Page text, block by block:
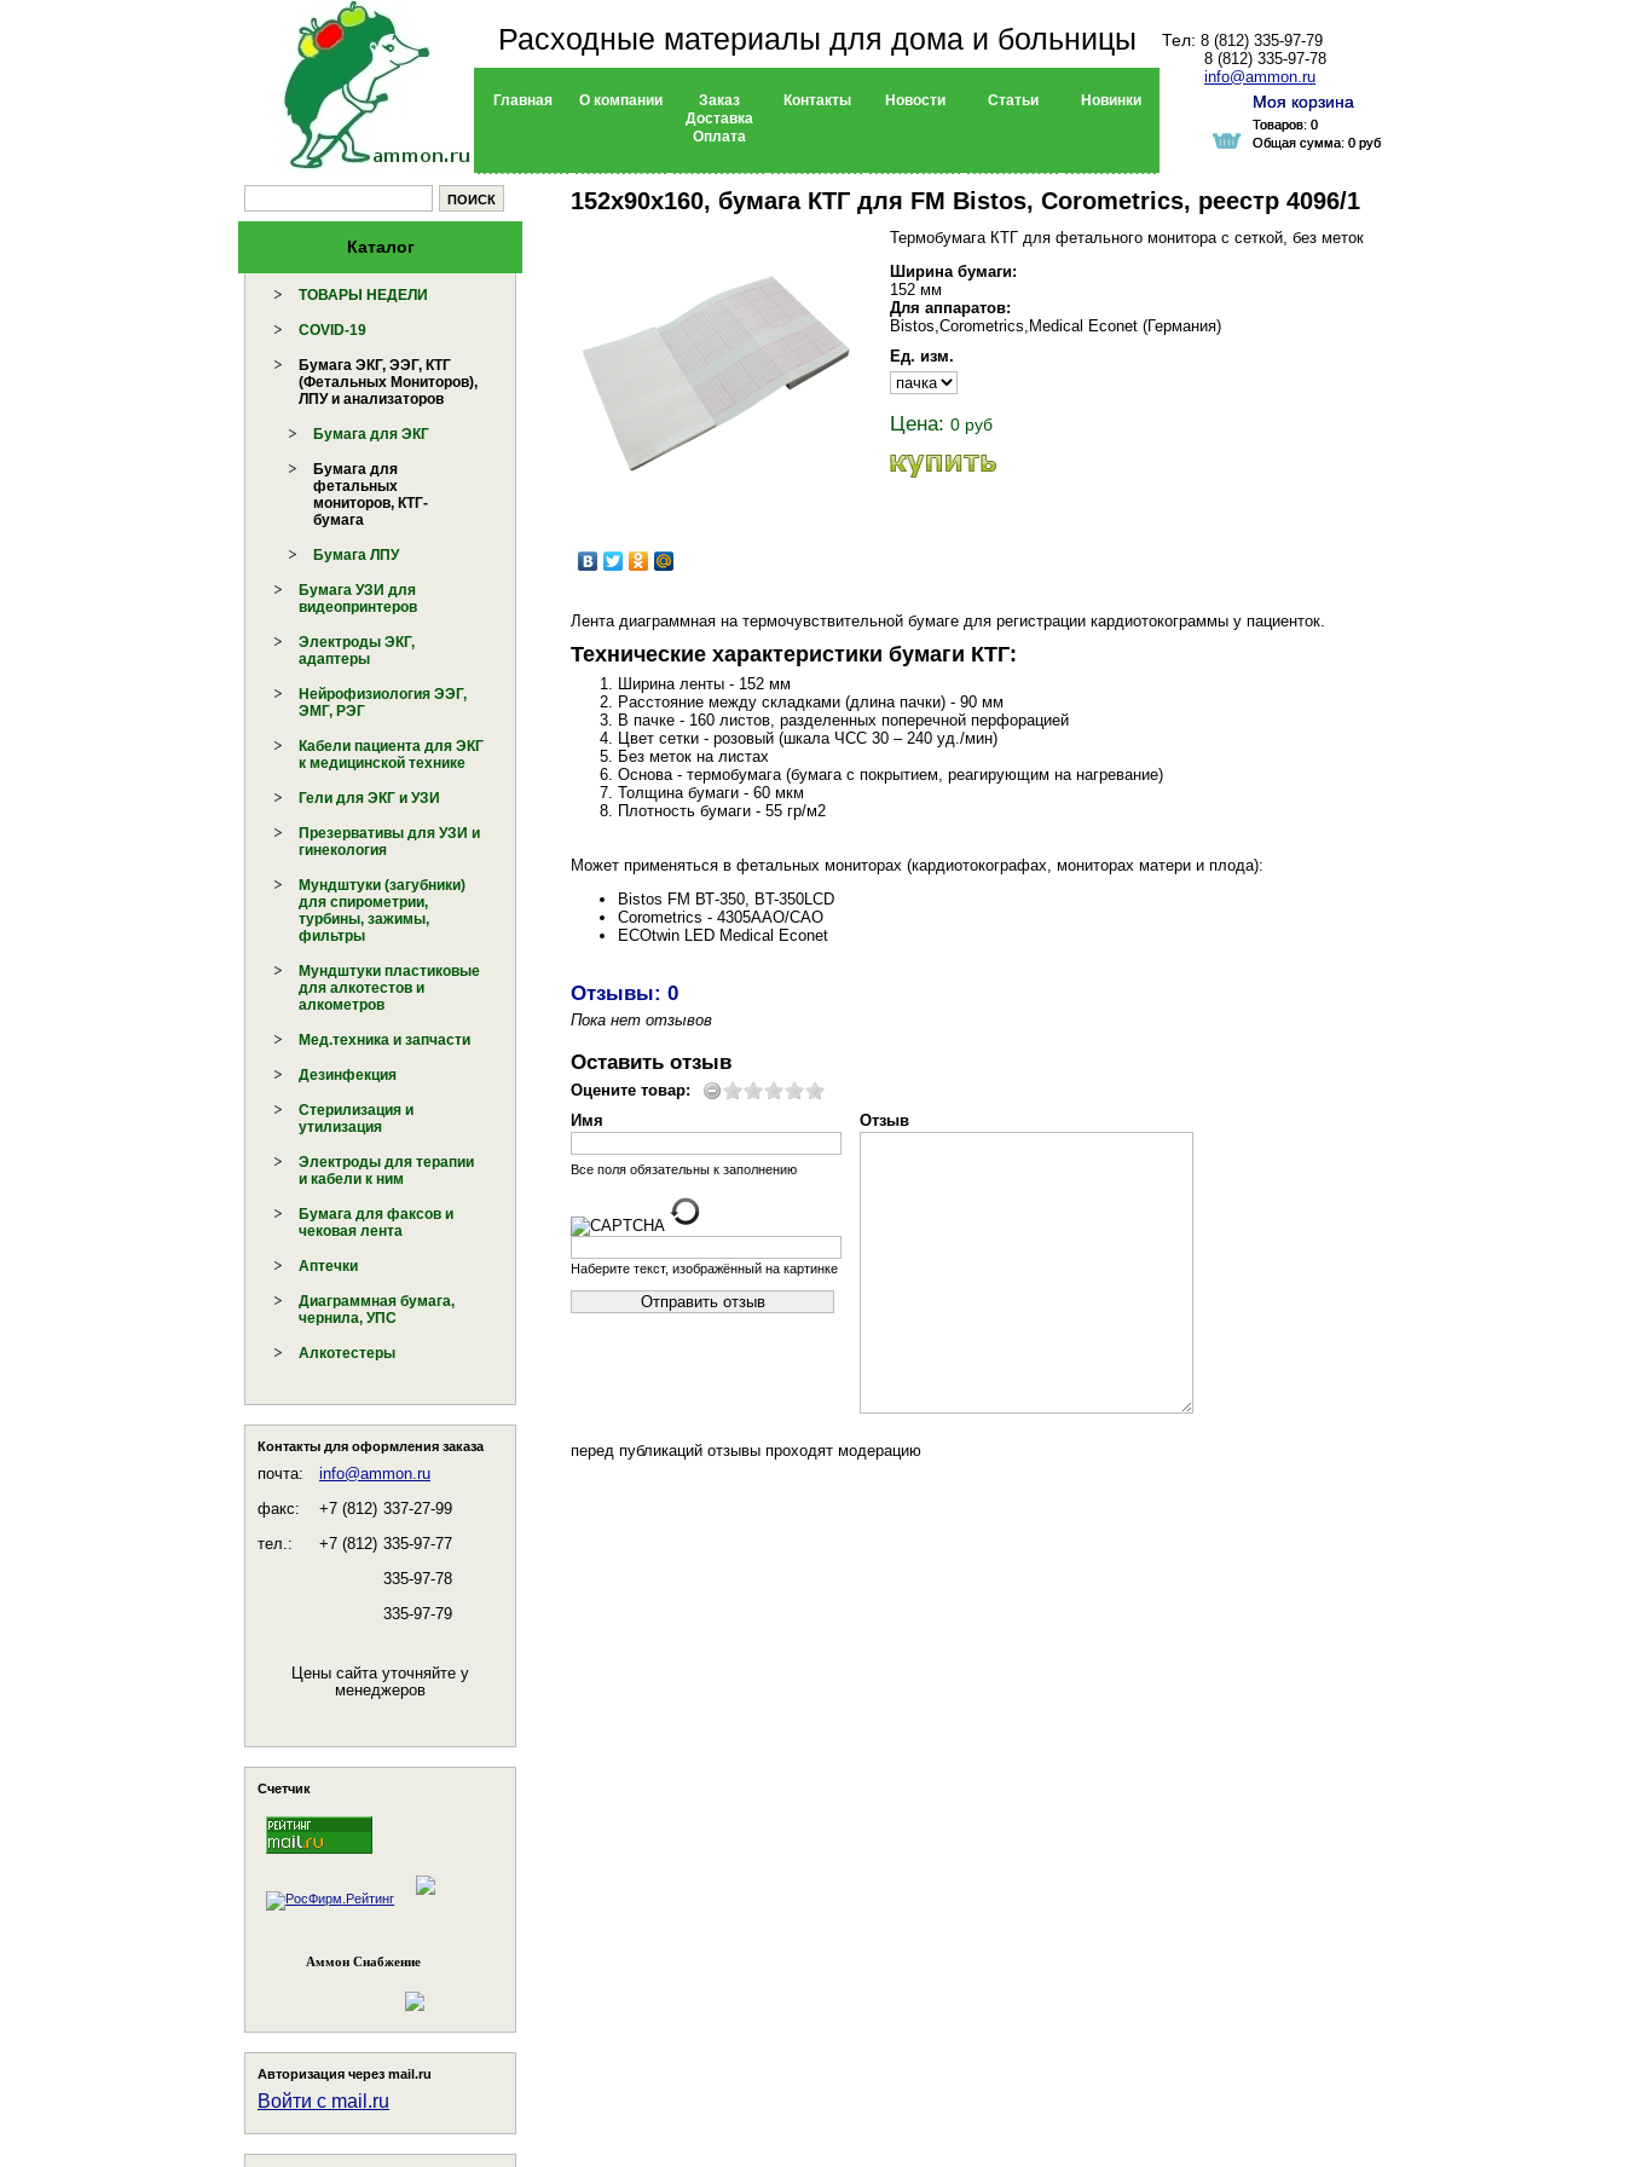
Расходные материалы для дома и больницы Тел: 8 (812) 335-97-79
8 (812) 335-97-78
info@ammon.ru
Моя корзина
Товаров: 0
Общая сумма: 0 руб
Главная О компании
Заказ
Доставка
Оплата
Контакты Новости Статьи Новинки Моя корзина
Товаров: 0
Общая сумма: 0 руб
Каталог
ТОВАРЫ НЕДЕЛИ
COVID-19
Бумага ЭКГ, ЭЭГ, КТГ
(Фетальных Мониторов),
ЛПУ и анализаторов
Бумага для ЭКГ
Бумага для
фетальных
мониторов, КТГ-
бумага
Бумага ЛПУ
Бумага УЗИ для
видеопринтеров
Электроды ЭКГ,
адаптеры
Нейрофизиология ЭЭГ,
ЭМГ, РЭГ
Кабели пациента для ЭКГ
к медицинской технике
Гели для ЭКГ и УЗИ
Презервативы для УЗИ и
гинекология
Мундштуки (загубники)
для спирометрии,
турбины, зажимы,
фильтры
Мундштуки пластиковые
для алкотестов и
алкометров
Мед.техника и запчасти
Дезинфекция
Стерилизация и
утилизация
Электроды для терапии
и кабели к ним
Бумага для факсов и
чековая лента
Аптечки
Диаграммная бумага,
чернила, УПС
Алкотестеры
Контакты для оформления заказа
почта:
info@ammon.ru
факс:
+7 (812) 337-27-99
тел.:
+7 (812) 335-97-77
335-97-78
335-97-79
Цены сайта уточняйте у
менеджеров
Счетчик
Аммон Снабжение
Авторизация через mail.ru
Войти с mail.ru
152х90х160, бумага КТГ для FM Bistos, Corometrics, реестр 4096/1
Термобумага КТГ для фетального монитора с сеткой, без меток
Ширина бумаги:
152 мм
Для аппаратов:
Bistos,Corometrics,Medical Econet (Германия)
Ед. изм.
Цена:0 руб
Лента диаграммная на термочувствительной бумаге для регистрации кардиотокограммы у пациенток.
Технические характеристики бумаги КТГ:
Ширина ленты - 152 мм
Расстояние между складками (длина пачки) - 90 мм
В пачке - 160 листов, разделенных поперечной перфорацией
Цвет сетки - розовый (шкала ЧСС 30 – 240 уд./мин)
Без меток на листах
Основа - термобумага (бумага с покрытием, реагирующим на нагревание)
Толщина бумаги - 60 мкм
Плотность бумаги - 55 гр/м2
Может применяться в фетальных мониторах (кардиотокографах, мониторах матери и плода):
Bistos FM ВТ-350, BT-350LCD
Corometrics - 4305АAO/СAO
ECOtwin LED Medical Econet
Отзывы: 0
Пока нет отзывов
Оставить отзыв
Оцените товар:
Имя
Все поля обязательны к заполнению
Наберите текст, изображённый на картинке
Отзыв
перед публикаций отзывы проходят модерацию